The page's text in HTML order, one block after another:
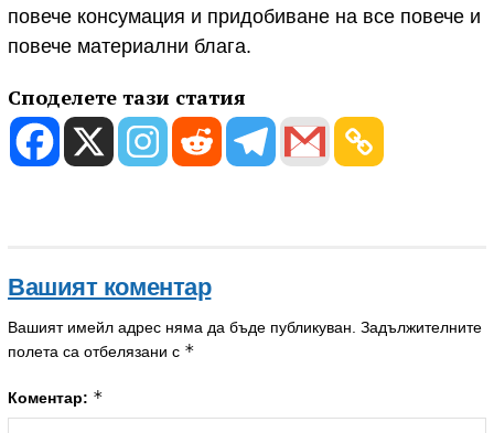
повече консумация и придобиване на все повече и
повече материални блага.
Споделете тази статия
Вашият коментар
Вашият имейл адрес няма да бъде публикуван. Задължителните
полета са отбелязани с *
Коментар: *